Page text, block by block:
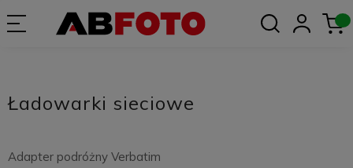
Ładowarki sieciowe
Adapter podróżny Verbatim